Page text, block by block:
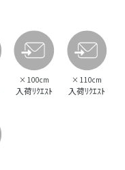
× 100cm
入荷ﾘｸｴｽﾄ
× 110cm
入荷ﾘｸｴｽﾄ